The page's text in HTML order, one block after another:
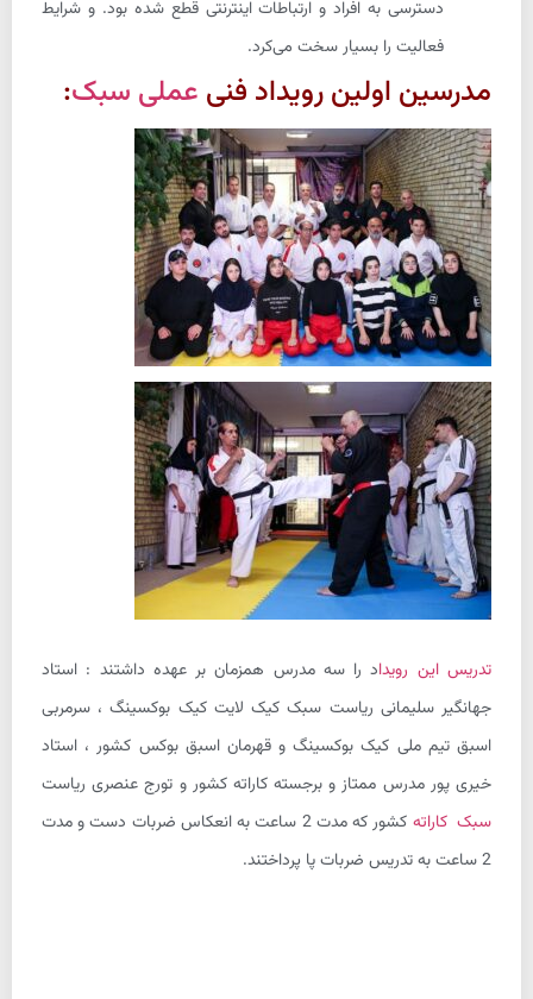
دسترسی به افراد و ارتباطات اینترنتی قطع شده بود. و شرایط
فعالیت را بسیار سخت می‌کرد.
مدرسین اولین رویداد فنی عملی سبک:
تدریس این رویداد را سه مدرس همزمان بر عهده داشتند : استاد
جهانگیر سلیمانی ریاست سبک کیک لایت کیک بوکسینگ ، سرمربی
اسبق تیم ملی کیک بوکسینگ و قهرمان اسبق بوکس کشور ، استاد
خیری پور مدرس ممتاز و برجسته کاراته کشور و تورج عنصری ریاست
سبک کاراته
کشور که مدت 2 ساعت به انعکاس ضربات دست و مدت
2 ساعت به تدریس ضربات پا پرداختند.